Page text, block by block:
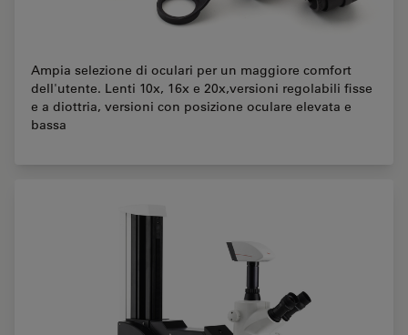
Ampia selezione di oculari per un maggiore comfort
dell'utente. Lenti 10x, 16x e 20x,versioni regolabili fisse
e a diottria, versioni con posizione oculare elevata e
bassa